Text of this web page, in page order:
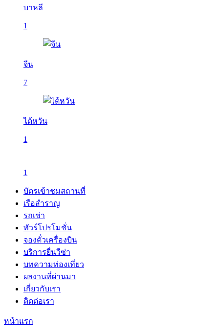
บาหลี
1
จีน
7
ไต้หวัน
1
1
บัตรเข้าชมสถานที่
เรือสำราญ
รถเช่า
ทัวร์โปรโมชั่น
จองตั๋วเครื่องบิน
บริการยื่นวีซ่า
บทความท่องเที่ยว
ผลงานที่ผ่านมา
เกี่ยวกับเรา
ติดต่อเรา
หน้าแรก